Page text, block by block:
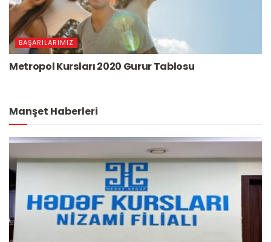
BAŞARILARIMIZ
Metropol Kursları 2020 Gurur Tablosu
Manşet Haberleri